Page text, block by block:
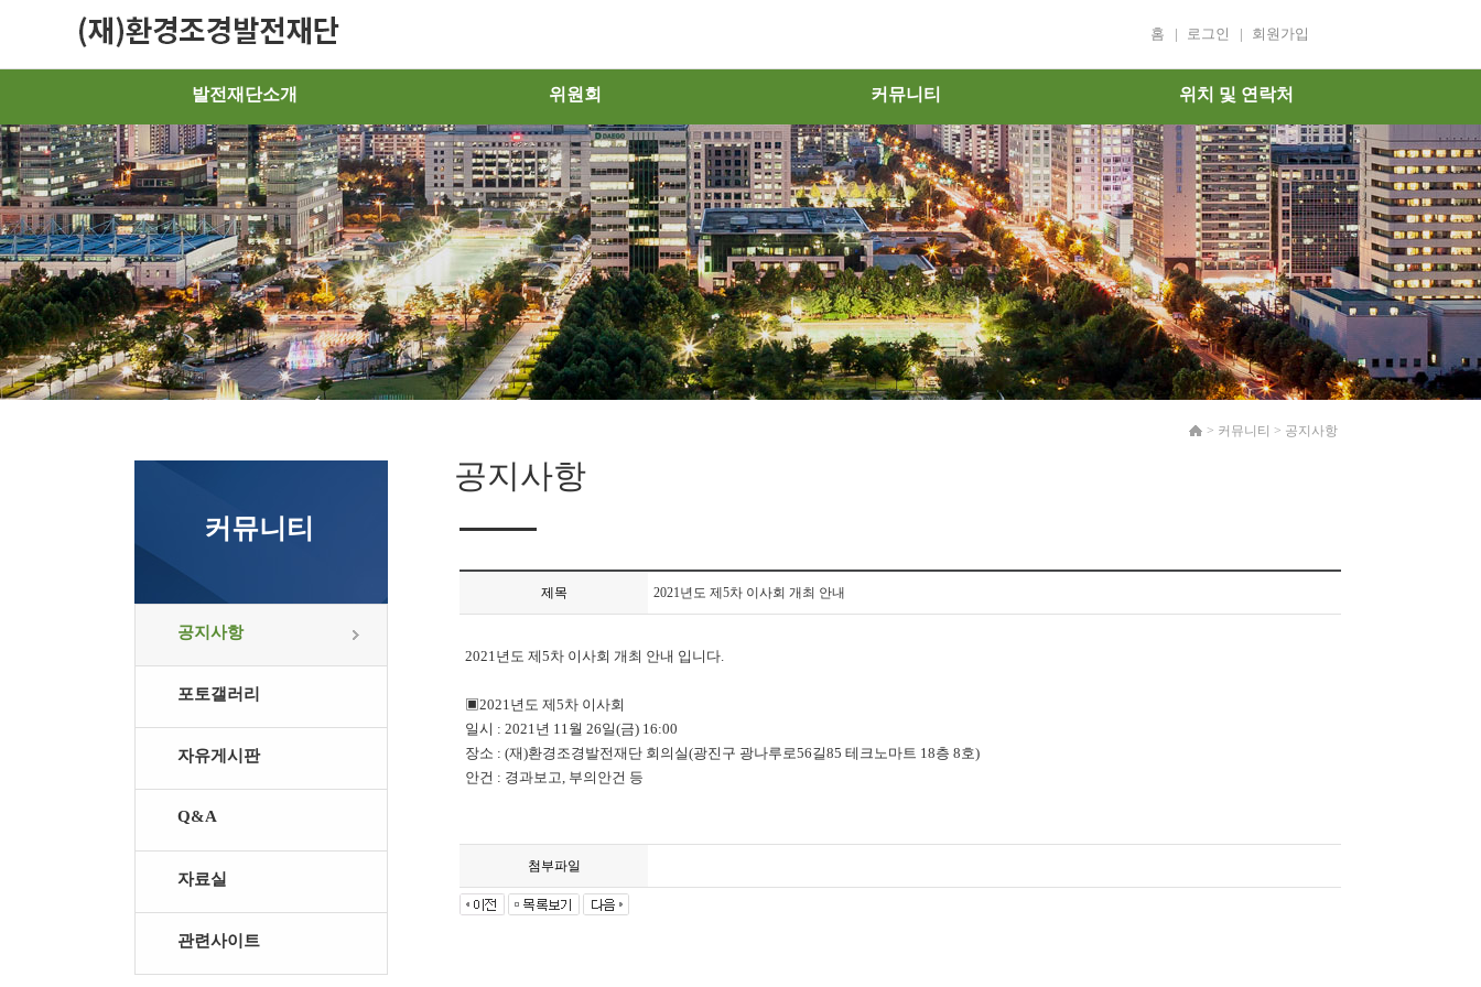
홈 | 로그인 | 회원가입
발전재단소개 위원회 커뮤니티 위치 및 연락처
커뮤니티
공지사항
포토갤러리
자유게시판
Q&A
자료실
관련사이트
> 커뮤니티 > 공지사항
공지사항
제목 2021년도 제5차 이사회 개최 안내
2021년도 제5차 이사회 개최 안내 입니다.
▣2021년도 제5차 이사회
일시 : 2021년 11월 26일(금) 16:00
장소 : (재)환경조경발전재단 회의실(광진구 광나루로56길85 테크노마트 18층 8호)
안건 : 경과보고, 부의안건 등
첨부파일